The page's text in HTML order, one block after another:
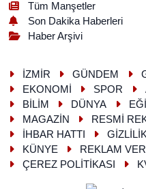
Tüm Manşetler
Son Dakika Haberleri
Haber Arşivi
İZMİR GÜNDEM
EKONOMİ
SPOR
BİLİM
DÜNYA
MAGAZİN
RESMİ
İHBAR HATTI
KÜNYE
REKLAM VER
ÇEREZ POLİTİKASI